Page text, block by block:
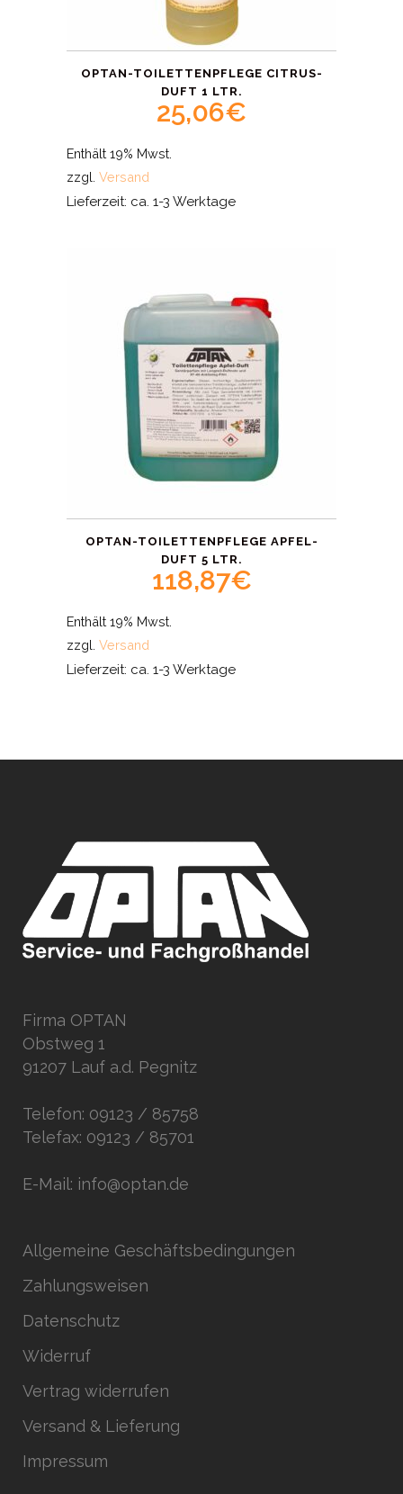
OPTAN-TOILETTENPFLEGE CITRUS-
DUFT 1 LTR.
25,06€
Enthält 19% Mwst.
zzgl. Versand
Lieferzeit: ca. 1-3 Werktage
OPTAN-TOILETTENPFLEGE APFEL-
DUFT 5 LTR.
118,87€
Enthält 19% Mwst.
zzgl. Versand
Lieferzeit: ca. 1-3 Werktage
Firma OPTAN
Obstweg 1
91207 Lauf a.d. Pegnitz
Telefon: 09123 / 85758
Telefax: 09123 / 85701
E-Mail: info@optan.de
Allgemeine Geschäftsbedingungen
Zahlungsweisen
Datenschutz
Widerruf
Vertrag widerrufen
Versand & Lieferung
Impressum